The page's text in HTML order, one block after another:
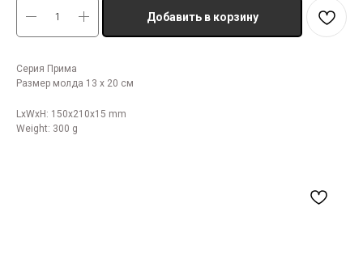
Добавить в корзину
Серия Прима
Размер молда 13 х 20 см
LxWxH: 150x210x15 mm
Weight: 300 g